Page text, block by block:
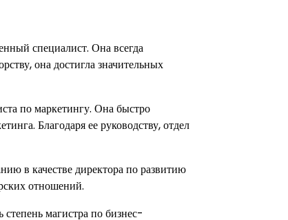
специалист. Она всегда
она достигла значительных
по маркетингу. Она быстро
Благодаря ее руководству, отдел
в качестве директора по развитию
отношений.
магистра по бизнес-